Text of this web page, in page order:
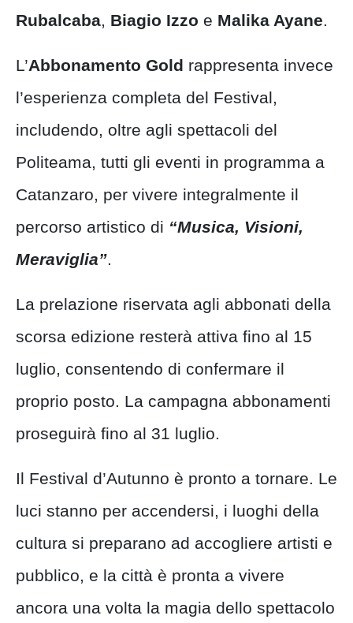
Rubalcaba, Biagio Izzo e Malika Ayane.
L’Abbonamento Gold rappresenta invece
l’esperienza completa del Festival,
includendo, oltre agli spettacoli del
Politeama, tutti gli eventi in programma a
Catanzaro, per vivere integralmente il
percorso artistico di “Musica, Visioni,
Meraviglia”.
La prelazione riservata agli abbonati della
scorsa edizione resterà attiva fino al 15
luglio, consentendo di confermare il
proprio posto. La campagna abbonamenti
proseguirà fino al 31 luglio.
Il Festival d’Autunno è pronto a tornare. Le
luci stanno per accendersi, i luoghi della
cultura si preparano ad accogliere artisti e
pubblico, e la città è pronta a vivere
ancora una volta la magia dello spettacolo